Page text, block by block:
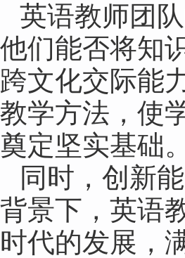
英语教师团
他们能否将知
跨文化交际能
教学方法，使
奠定坚实基础。
同时，创新
背景下，英语
时代的发展，